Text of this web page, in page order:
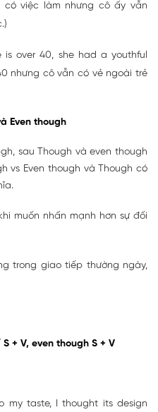
có việc làm nhưng cô ấy vẫn
over 40, she had a youthful
nhưng cô vẫn có vẻ ngoài trẻ
Even though
sau Though và even though
vs Even though và Though có
muốn nhấn mạnh hơn sự đối
trong giao tiếp thường ngày,
+ V, even though S + V
my taste, I thought its design